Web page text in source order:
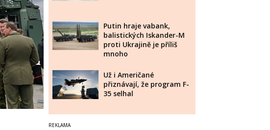
Putin hraje vabank,
balistických Iskander-M
proti Ukrajině je příliš
mnoho
Už i Američané
přiznávají, že program F-
35 selhal